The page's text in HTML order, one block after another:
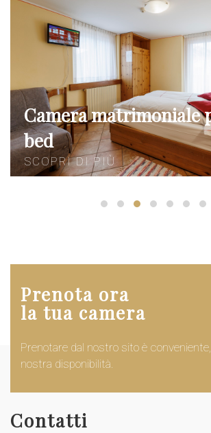
più sofa
SCOPRI
Prenota ora
la tua camera
Prenotare dal nostro sito è
nostra disponibilità.
Contatti